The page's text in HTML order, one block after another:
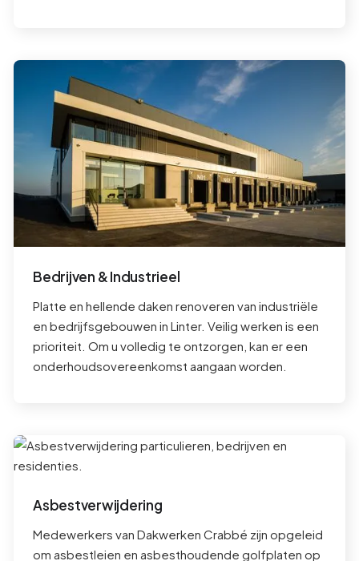
Bedrijven & Industrieel
Platte en hellende daken renoveren van industriële
en bedrijfsgebouwen in Linter. Veilig werken is een
prioriteit. Om u volledig te ontzorgen, kan er een
onderhoudsovereenkomst aangaan worden.
Asbestverwijdering
Medewerkers van Dakwerken Crabbé zijn opgeleid
om asbestleien en asbesthoudende golfplaten op